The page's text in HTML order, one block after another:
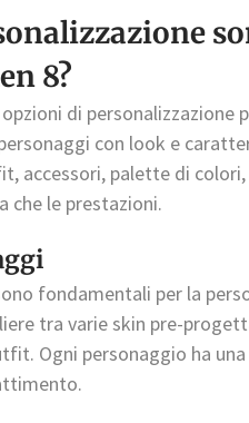
8?
di
con look e
accessori, palette di
che le prestazioni.
fondamentali per la
tra varie skin pre-
Ogni personaggio ha